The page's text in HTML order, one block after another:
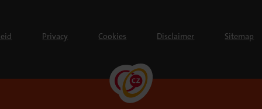
Privacy Cookies Disclaimer Sitemap